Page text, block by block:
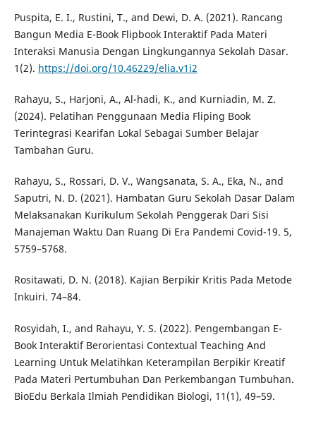
Puspita, E. I., Rustini, T., and Dewi, D. A. (2021). Rancang
Bangun Media E-Book Flipbook Interaktif Pada Materi
Interaksi Manusia Dengan Lingkungannya Sekolah Dasar.
1(2). https://doi.org/10.46229/elia.v1i2
Rahayu, S., Harjoni, A., Al-hadi, K., and Kurniadin, M. Z.
(2024). Pelatihan Penggunaan Media Fliping Book
Terintegrasi Kearifan Lokal Sebagai Sumber Belajar
Tambahan Guru.
Rahayu, S., Rossari, D. V., Wangsanata, S. A., Eka, N., and
Saputri, N. D. (2021). Hambatan Guru Sekolah Dasar Dalam
Melaksanakan Kurikulum Sekolah Penggerak Dari Sisi
Manajeman Waktu Dan Ruang Di Era Pandemi Covid-19. 5,
5759–5768.
Rositawati, D. N. (2018). Kajian Berpikir Kritis Pada Metode
Inkuiri. 74–84.
Rosyidah, I., and Rahayu, Y. S. (2022). Pengembangan E-
Book Interaktif Berorientasi Contextual Teaching And
Learning Untuk Melatihkan Keterampilan Berpikir Kreatif
Pada Materi Pertumbuhan Dan Perkembangan Tumbuhan.
BioEdu Berkala Ilmiah Pendidikan Biologi, 11(1), 49–59.